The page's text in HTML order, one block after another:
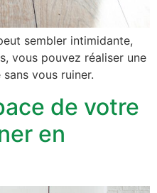
sembler intimidante,
vous pouvez réaliser une
vous ruiner.
de votre
en